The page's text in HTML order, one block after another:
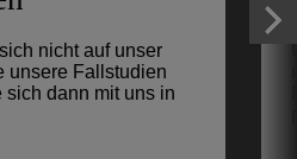
nicht auf unser
unsere Fallstudien
sich dann mit uns in